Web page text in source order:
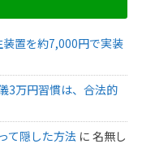
装置を約7,000円で実装
3万円習慣は、合法的
て隠した方法 に 名無し